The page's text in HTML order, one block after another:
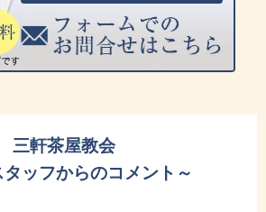
三軒茶屋教会
タッフからのコメント～